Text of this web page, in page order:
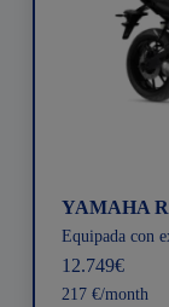
YAMAHA
Equipada con
12.749€
217 €/month